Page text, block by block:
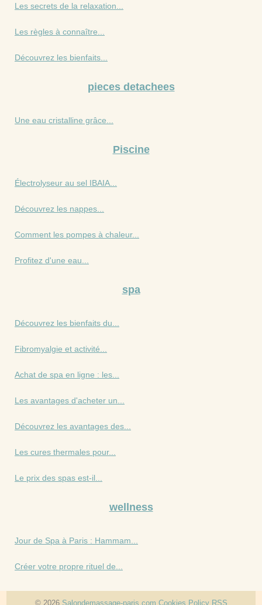
Les secrets de la relaxation...
Les règles à connaître...
Découvrez les bienfaits...
pieces detachees
Une eau cristalline grâce...
Piscine
Électrolyseur au sel IBAIA...
Découvrez les nappes...
Comment les pompes à chaleur...
Profitez d'une eau...
spa
Découvrez les bienfaits du...
Fibromyalgie et activité...
Achat de spa en ligne : les...
Les avantages d'acheter un...
Découvrez les avantages des...
Les cures thermales pour...
Le prix des spas est-il...
wellness
Jour de Spa à Paris : Hammam...
Créer votre propre rituel de...
© 2026 Salondemassage-paris.com Cookies Policy RSS